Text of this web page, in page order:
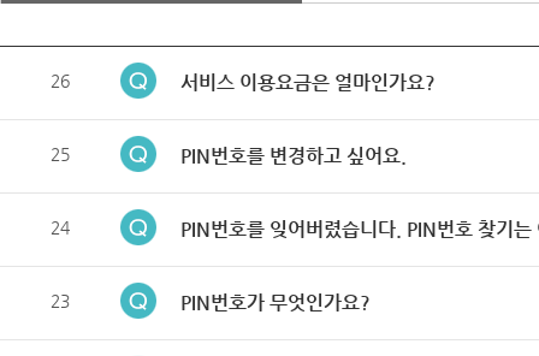
26 서비스 이용요금은 얼마인가요?
25 PIN번호를 변경하고 싶어요.
24 PIN번호를 잊어버렸습니다. PIN번호 찾기는
23 PIN번호가 무엇인가요?